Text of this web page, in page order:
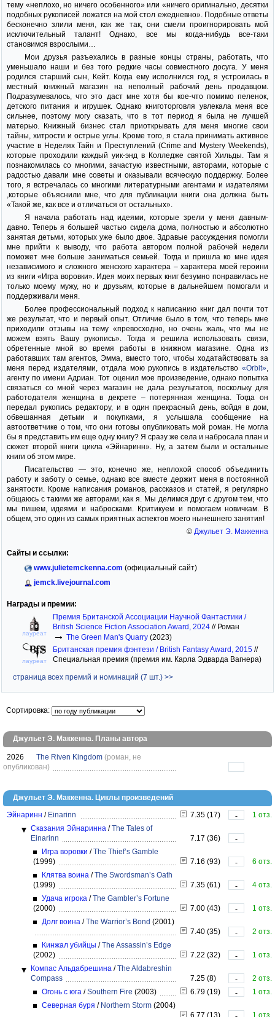
тему «неплохо, но ничего особенного» или «ничего оригинально, десятки
подобных рукописей ложатся на мой стол ежедневно». Подобные ответы
бесконечно злили меня, как же так, они смели проигнорировать мой
исключительный талант! Однако, все мы когда-нибудь все-таки
становимся взрослыми…
Мои друзья разъехались в разные концы страны, работать, что
уменьшало наши и без того редкие часы совместного досуга. У меня
родился старший сын, Кейт. Когда ему исполнился год, я устроилась в
местный книжный магазин на неполный рабочий день продавцом.
Подразумевалось, что это даст мне хотя бы кое-что помимо пеленок,
детского питания и игрушек. Однако книготорговля увлекала меня все
сильнее, поэтому могу сказать, что в тот период я была не лучшей
матерью. Книжный бизнес стал приоткрывать для меня многие свои
тайны, хитрости и острые углы. Кроме того, я стала принимать активное
участие в Неделях Тайн и Преступлений (Crime and Mystery Weekends),
которые проходили каждый уик-энд в Колледже святой Хильды. Там я
познакомилась со многими, зачастую известными, авторами, которые с
радостью давали мне советы и оказывали всяческую поддержку. Более
того, я встречалась со многими литературными агентами и издателями
,которые объяснили мне, что для публикации книги она должна быть
«Такой же, как все и отличаться от остальных».
Я начала работать над идеями, которые зрели у меня давным-
давно. Теперь я большей частью сидела дома, полностью и абсолютно
занятая детьми, которых уже было двое. Здравые рассуждения помогли
мне прийти к выводу, что работа автором полной рабочей недели
поможет мне больше заниматься семьей. Тогда и пришла ко мне идея
независимого и сложного женского характера – характера моей героини
из книги «Игра воровки». Идея моих первых книг безумно понравилась не
только моему мужу, но и друзьям, которые в дальнейшем помогали и
поддерживали меня.
Более профессиональный подход к написанию книг дал почти тот
же результат, что и первый опыт. Отличие было в том, что теперь мне
приходили отзывы на тему «превосходно, но очень жаль, что мы не
можем взять Вашу рукопись». Тогда я решила использовать связи,
обретенные мной во время работы в книжном магазине. Одна из
работавших там агентов, Эмма, вместо того, чтобы ходатайствовать за
меня перед издателями, отдала мою рукопись в издательство «Orbit»,
агенту по имени Адриан. Тот оценил мое произведение, однако попытка
связаться со мной через магазин не дала результатов, поскольку для
работодателя женщина в декрете – потерянная женщина. Тогда он
передал рукопись редактору, и в один прекрасный день, войдя в дом,
обвешанная детьми и покупками, я услышала сообщение на
автоответчике о том, что они готовы опубликовать мой роман. Не могла
бы я представить им еще одну книгу? Я сразу же села и набросала план и
сюжет второй книги цикла «Эйнаринн». Ну, а затем были и остальные
книги об этом мире.
Писательство — это, конечно же, неплохой способ объединить
работу и заботу о семье, однако все вместе держит меня в постоянной
занятости. Кроме написания романов, рассказов и статей, я регулярно
общаюсь с такими же авторами, как я. Мы делимся друг с другом тем, что
мы пишем, идеями и набросками. Критикуем и помогаем новичкам. В
общем, это один из самых приятных аспектов моего нынешнего занятия!
© Джульет Э. Маккенна
Сайты и ссылки:
www.julietemckenna.com (официальный сайт)
jemck.livejournal.com
Награды и премии:
лауреат
Премия Британской Ассоциации Научной Фантастики /
British Science Fiction Association Award, 2024 // Роман
→ The Green Man's Quarry (2023)
лауреат
Британская премия фэнтези / British Fantasy Award, 2015 //
Специальная премия (премия им. Карла Эдварда Вагнера)
страница всех премий и номинаций (7 шт.) >>
Сортировка:
Джульет Э. Маккенна. Планы автора
2026 The Riven Kingdom (роман, не
опубликован)
Джульет Э. Маккенна. Циклы произведений
Эйнаринн / Einarinn 7.35 (17) -
1 отз.
Сказания Эйнаринна /The Tales of
Einarinn
7.17 (36)
-
Игра воровки /The Thief’s Gamble
(1999)
7.16 (93) -
6 отз.
Клятва воина /The Swordsman’s Oath
(1999)
7.35 (61) -
4 отз.
Удача игрока /The Gambler’s Fortune
(2000)
7.00 (43) -
1 отз.
Долг воина /The Warrior’s Bond (2001)
7.40 (35)
-
2 отз.
Кинжал убийцы /The Assassin’s Edge
(2002)
7.22 (32) -
1 отз.
Компас Альдабрешина /The Aldabreshin
Compass
7.25 (8) -
2 отз.
Огонь с юга /Southern Fire (2003) 6.79 (19) -
1 отз.
Северная буря / Northern Storm (2004)
6.77 (13)
1 отз.